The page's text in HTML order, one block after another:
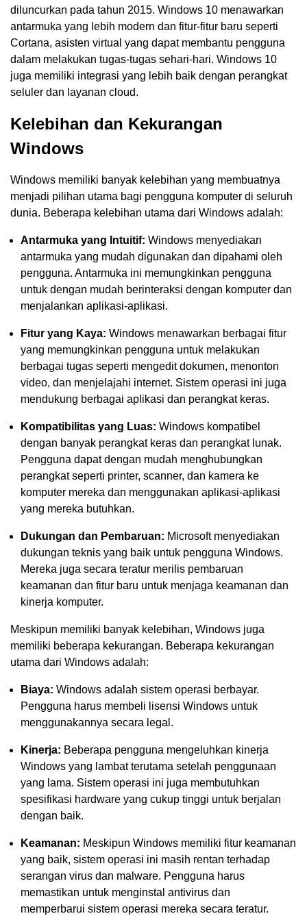
diluncurkan pada tahun 2015. Windows 10 menawarkan
antarmuka yang lebih modern dan fitur-fitur baru seperti
Cortana, asisten virtual yang dapat membantu pengguna
dalam melakukan tugas-tugas sehari-hari. Windows 10
juga memiliki integrasi yang lebih baik dengan perangkat
seluler dan layanan cloud.
Kelebihan dan Kekurangan
Windows
Windows memiliki banyak kelebihan yang membuatnya
menjadi pilihan utama bagi pengguna komputer di seluruh
dunia. Beberapa kelebihan utama dari Windows adalah:
Antarmuka yang Intuitif: Windows menyediakan
antarmuka yang mudah digunakan dan dipahami oleh
pengguna. Antarmuka ini memungkinkan pengguna
untuk dengan mudah berinteraksi dengan komputer dan
menjalankan aplikasi-aplikasi.
Fitur yang Kaya: Windows menawarkan berbagai fitur
yang memungkinkan pengguna untuk melakukan
berbagai tugas seperti mengedit dokumen, menonton
video, dan menjelajahi internet. Sistem operasi ini juga
mendukung berbagai aplikasi dan perangkat keras.
Kompatibilitas yang Luas: Windows kompatibel
dengan banyak perangkat keras dan perangkat lunak.
Pengguna dapat dengan mudah menghubungkan
perangkat seperti printer, scanner, dan kamera ke
komputer mereka dan menggunakan aplikasi-aplikasi
yang mereka butuhkan.
Dukungan dan Pembaruan: Microsoft menyediakan
dukungan teknis yang baik untuk pengguna Windows.
Mereka juga secara teratur merilis pembaruan
keamanan dan fitur baru untuk menjaga keamanan dan
kinerja komputer.
Meskipun memiliki banyak kelebihan, Windows juga
memiliki beberapa kekurangan. Beberapa kekurangan
utama dari Windows adalah:
Biaya: Windows adalah sistem operasi berbayar.
Pengguna harus membeli lisensi Windows untuk
menggunakannya secara legal.
Kinerja: Beberapa pengguna mengeluhkan kinerja
Windows yang lambat terutama setelah penggunaan
yang lama. Sistem operasi ini juga membutuhkan
spesifikasi hardware yang cukup tinggi untuk berjalan
dengan baik.
Keamanan: Meskipun Windows memiliki fitur keamanan
yang baik, sistem operasi ini masih rentan terhadap
serangan virus dan malware. Pengguna harus
memastikan untuk menginstal antivirus dan
memperbarui sistem operasi mereka secara teratur.